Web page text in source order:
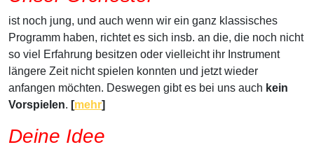
ist noch jung, und auch wenn wir ein ganz klassisches
Programm haben, richtet es sich insb. an die, die noch nicht
so viel Erfahrung besitzen oder vielleicht ihr Instrument
längere Zeit nicht spielen konnten und jetzt wieder
anfangen möchten. Deswegen gibt es bei uns auch kein
Vorspielen. [mehr]
Deine Idee